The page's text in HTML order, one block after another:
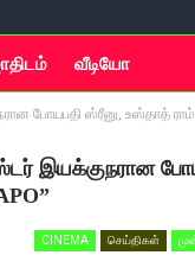
வீடியோ
போயபதி ஸ்ரீனு,
இயக்குநரான
CINEMA செய்திகள்